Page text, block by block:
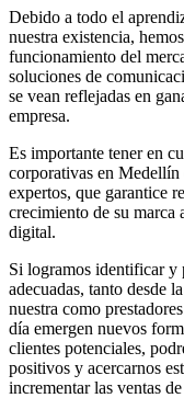
Debido a todo el
nuestra existencia,
funcionamiento del
soluciones de
se vean reflejadas en
empresa.
Es importante tener en
corporativas en Medellín
expertos, que garantice
crecimiento de su marca
digital.
Si logramos identificar y
adecuadas, tanto desde
nuestra como
día emergen nuevos
clientes potenciales,
positivos y acercarnos
incrementar las ventas